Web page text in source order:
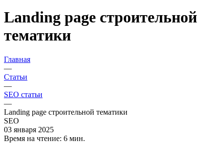
Landing page строительной
тематики
Главная
—
Статьи
—
SEO статьи
—
Landing page строительной тематики
SEO
03 января 2025
Время на чтение: 6 мин.